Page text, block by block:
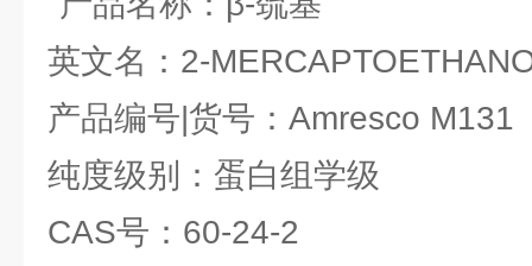
英文名：2-
产品编号|货号：Amresco M131
纯度级别：蛋白组学级
CAS号：60-24-2